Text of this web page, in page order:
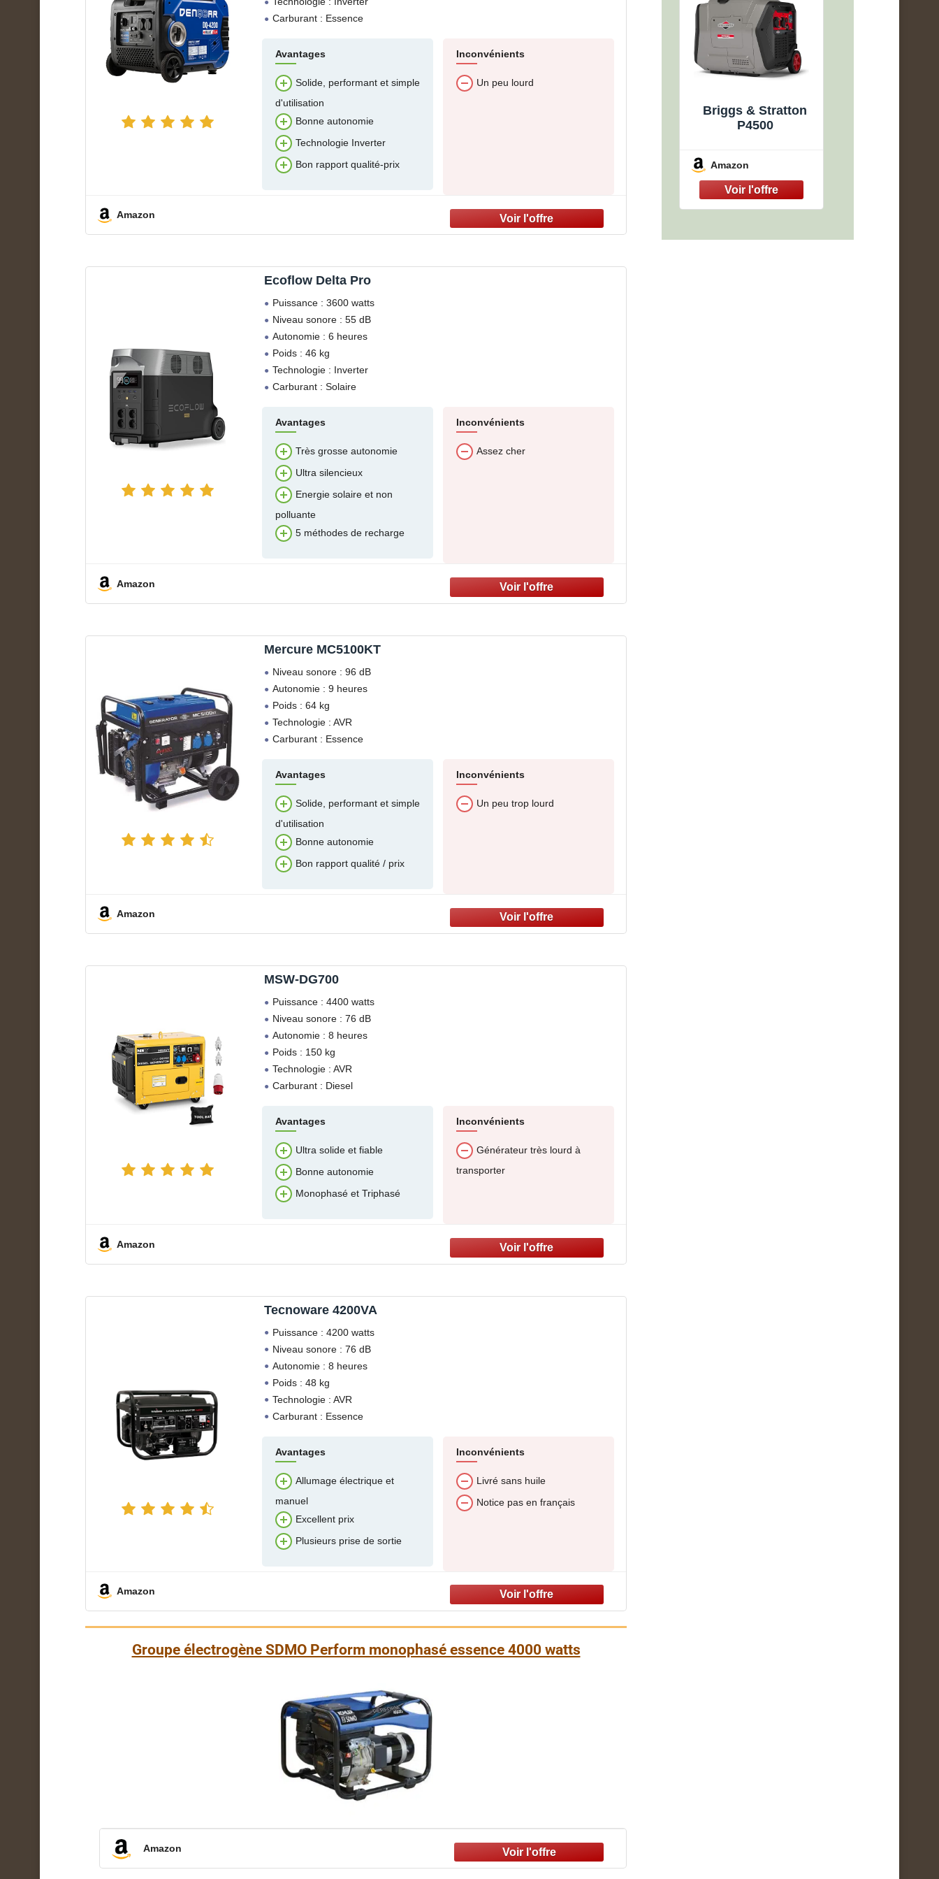
Carburant : Essence
Avantages
Solide, performant et simple
d'utilisation
Bonne autonomie
Technologie Inverter
Bon rapport qualité-prix
Inconvénients
Un peu lourd
Amazon
Ecoflow Delta Pro
Puissance : 3600 watts
Niveau sonore : 55 dB
Autonomie : 6 heures
Poids : 46 kg
Technologie : Inverter
Carburant : Solaire
Avantages
Très grosse autonomie
Ultra silencieux
Energie solaire et non
polluante
5 méthodes de recharge
Inconvénients
Assez cher
Amazon
Mercure MC5100KT
Niveau sonore : 96 dB
Autonomie : 9 heures
Poids : 64 kg
Technologie : AVR
Carburant : Essence
Avantages
Solide, performant et simple
d'utilisation
Bonne autonomie
Bon rapport qualité / prix
Inconvénients
Un peu trop lourd
Amazon
MSW-DG700
Puissance : 4400 watts
Niveau sonore : 76 dB
Autonomie : 8 heures
Poids : 150 kg
Technologie : AVR
Carburant : Diesel
Avantages
Ultra solide et fiable
Bonne autonomie
Monophasé et Triphasé
Inconvénients
Générateur très lourd à
transporter
Amazon
Tecnoware 4200VA
Puissance : 4200 watts
Niveau sonore : 76 dB
Autonomie : 8 heures
Poids : 48 kg
Technologie : AVR
Carburant : Essence
Avantages
Allumage électrique et
manuel
Excellent prix
Plusieurs prise de sortie
Inconvénients
Livré sans huile
Notice pas en français
Amazon
Groupe électrogène SDMO Perform monophasé essence 4000 watts
Amazon
Briggs & Stratton
P4500
Amazon